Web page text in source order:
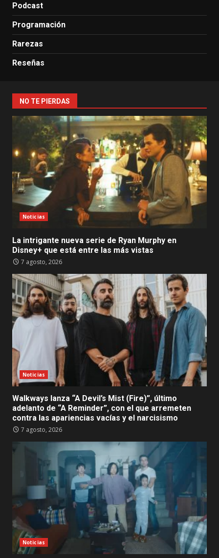
Podcast
Programación
Rarezas
Reseñas
NO TE PIERDAS
Noticias
La intrigante nueva serie de Ryan Murphy en
Disney+ que está entre las más vistas
7 agosto, 2026
Noticias
Walkways lanza “A Devil’s Mist (Fire)”, último
adelanto de “A Reminder”, con el que arremeten
contra las apariencias vacías y el narcisismo
7 agosto, 2026
Noticias